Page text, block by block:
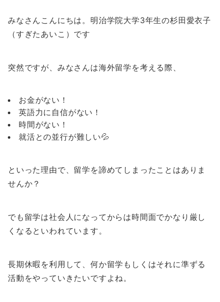
みなさんこんにちは。明治学院大学3年生の杉田愛衣子
（すぎたあいこ）です
突然ですが、みなさんは海外留学を考える際、
お金がない！
英語力に自信がない！
時間がない！
就活との並行が難しい💦
といった理由で、留学を諦めてしまったことはありま
せんか？
でも留学は社会人になってからは時間面でかなり厳し
くなるといわれています。
長期休暇を利用して、何か留学もしくはそれに準ずる
活動をやっていきたいですよね。